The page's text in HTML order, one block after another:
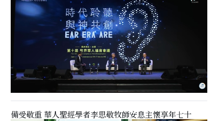
備受敬重 華人聖經學者李思敬牧師安息主懷享年七十